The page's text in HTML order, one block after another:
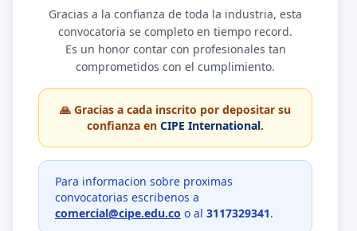
Gracias a la confianza de toda la industria, esta
convocatoria se completo en tiempo record.
Es un honor contar con profesionales tan
comprometidos con el cumplimiento.
🙏 Gracias a cada inscrito por depositar su
confianza en CIPE International.
Para informacion sobre proximas
convocatorias escribenos a
comercial@cipe.edu.co o al 3117329341.